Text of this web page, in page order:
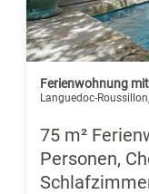
Ferienwohnung
Languedoc-
75 m²
Personen,